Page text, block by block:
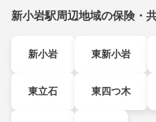
新小岩駅周辺地域の保険・
新小岩 東新小岩
東立石 東四つ木